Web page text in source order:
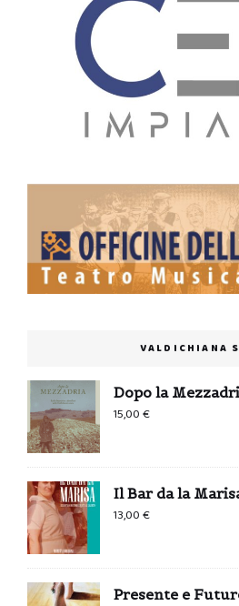
VALDICHIANA
Dopo la
15,00€
Il Bar da la
13,00€
Presente e